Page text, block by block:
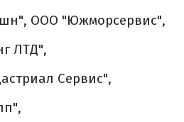
ООО "Южморсервис",
ЛТД",
Сервис",